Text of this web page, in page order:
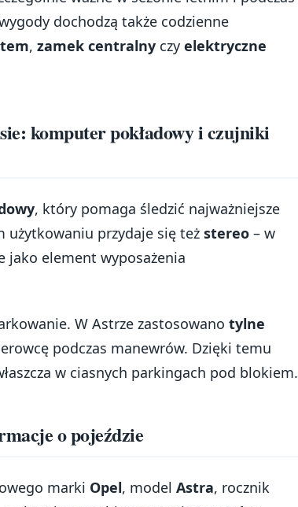
dochodzą także codzienne
, zamek centralny czy elektryczne
komputer pokładowy i czujniki
, który pomaga śledzić najważniejsze
użytkowaniu przydaje się też stereo – w
jako element wyposażenia
W Astrze zastosowano tylne
podczas manewrów. Dzięki temu
w ciasnych parkingach pod blokiem.
o pojeździe
marki Opel, model Astra, rocznik